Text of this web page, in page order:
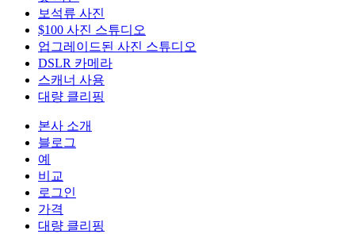
보석류 사진
$100 사진 스튜디오
업그레이드된 사진 스튜디오
DSLR 카메라
스캐너 사용
대량 클리핑
본사 소개
블로그
예
비교
로그인
가격
대량 클리핑